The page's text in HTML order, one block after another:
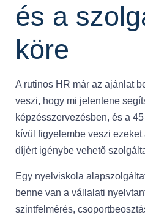
és a
köre
A rutinos HR már az ajánlat
veszi, hogy mi jelentene
képzésszervezésben, és a
kívül figyelembe veszi
díjért igénybe vehető
Egy nyelviskola
benne van a vállalati
szintfelmérés,